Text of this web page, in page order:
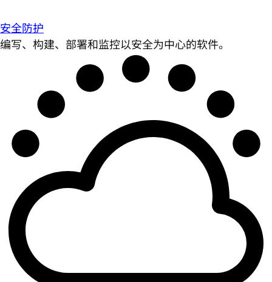
安全防护
编写、构建、部署和监控以安全为中心的软件。